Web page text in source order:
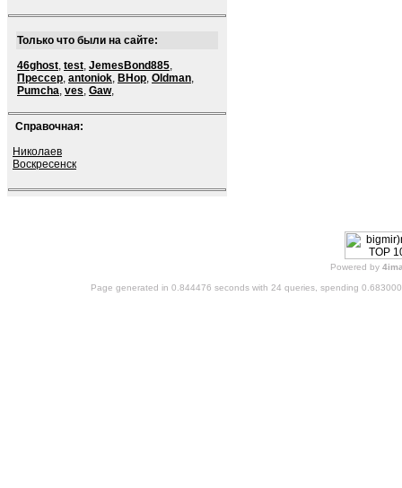
Только что были на сайте:
46ghost, test, JemesBond885,
Прессер, antoniok, BHop, Oldman,
Pumcha, ves, Gaw,
Справочная:
Николаев
Воскресенск
Powered by
Page generated in 0.844476 seconds with 24 queries, spending